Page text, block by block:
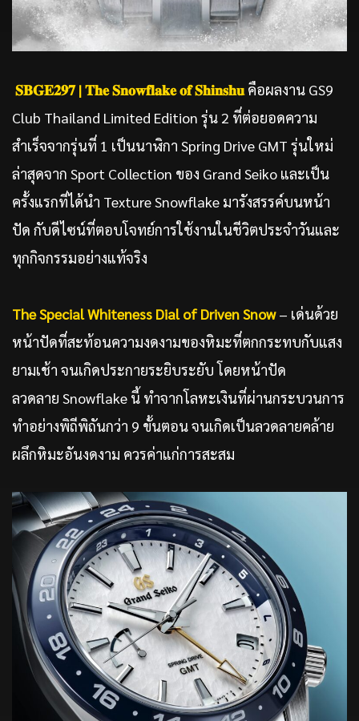
𝐒𝐁𝐆𝐄𝟐𝟗𝟕 | 𝐓𝐡𝐞 𝐒𝐧𝐨𝐰𝐟𝐥𝐚𝐤𝐞 𝐨𝐟 𝐒𝐡𝐢𝐧𝐬𝐡𝐮คือผลงาน GS9
Club Thailand Limited Edition รุ่น 2 ที่ต่อยอดความ
สำเร็จจากรุ่นที่ 1 เป็นนาฬิกา Spring Drive GMT รุ่นใหม่
ล่าสุดจาก Sport Collection ของ Grand Seiko และเป็น
ครั้งแรกที่ได้นำ Texture Snowflake มารังสรรค์บนหน้า
ปัด กับดีไซน์ที่ตอบโจทย์การใช้งานในชีวิตประจำวันและ
ทุกกิจกรรมอย่างแท้จริง
The Special Whiteness Dial of Driven Snow– เด่นด้วย
หน้าปัดที่สะท้อนความงดงามของหิมะที่ตกกระทบกับแสง
ยามเช้า จนเกิดประกายระยิบระยับ โดยหน้าปัด
ลวดลาย Snowflake นี้ ทำจากโลหะเงินที่ผ่านกระบวนการ
ทำอย่างพิถีพิถันกว่า 9 ขั้นตอน จนเกิดเป็นลวดลายคล้าย
ผลึกหิมะอันงดงาม ควรค่าแก่การสะสม